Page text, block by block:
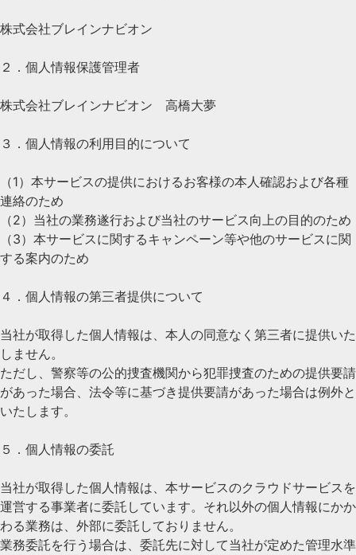
株式会社ブレインナビオン
２．個人情報保護管理者
株式会社ブレインナビオン 高橋大夢
３．個人情報の利用目的について
（1）本サービスの提供におけるお客様の本人確認および各種
連絡のため
（2）当社の業務遂行および当社のサービス向上の目的のため
（3）本サービスに関するキャンペーン等や他のサービスに関
する案内のため
４．個人情報の第三者提供について
当社が取得した個人情報は、本人の同意なく第三者に提供いた
しません。
ただし、警察等の公的捜査機関から犯罪捜査のための提供要請
があった場合、法令等に基づき提供要請があった場合は例外と
いたします。
５．個人情報の委託
当社が取得した個人情報は、本サービスのクラウドサービスを
運営する事業者に委託しています。それ以外の個人情報にかか
わる業務は、外部に委託しておりません。
業務委託を行う場合は、委託先に対して当社が定めた管理水準